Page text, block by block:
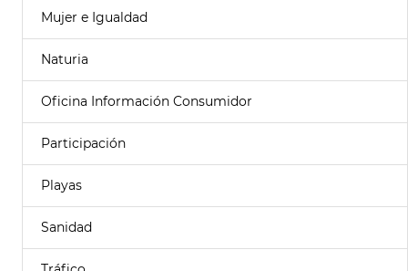
Mujer e Igualdad
Naturia
Oficina Información Consumidor
Participación
Playas
Sanidad